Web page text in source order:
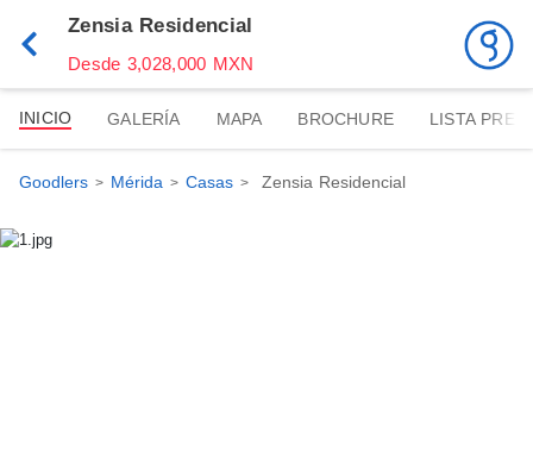
Zensia Residencial
Desde 3,028,000 MXN
INICIO GALERÍA MAPA BROCHURE LISTA
Goodlers Mérida Casas Zensia Residencial